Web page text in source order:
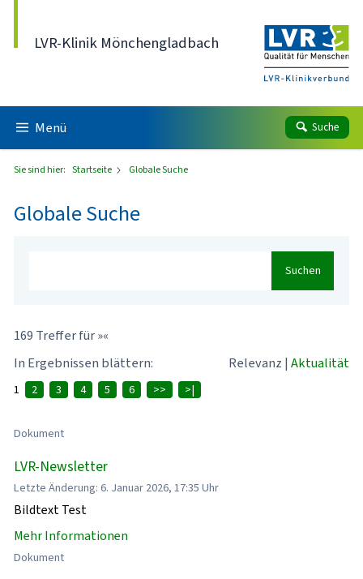
LVR-Klinik Mönchengladbach
Menü Suche
Sie sind hier: Startseite Globale Suche
Globale Suche
Suchen
169 Treffer für »«
In Ergebnissen blättern:
Relevanz | Aktualität
1 2 3 4 5 6 >> >|
Dokument
LVR-Newsletter
Letzte Änderung: 6. Januar 2026, 17:35 Uhr
Bildtext Test
Mehr Informationen
Dokument